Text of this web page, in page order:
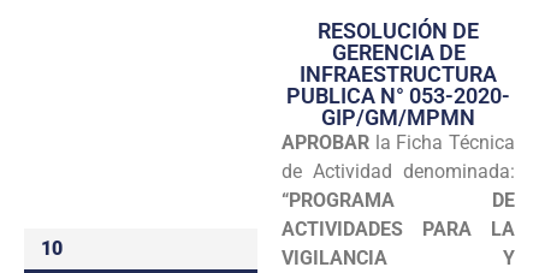
Transparencia
Seguridad
Programas
Intranet
10
RESOLUCIÓN DE
GERENCIA DE
INFRAESTRUCTURA
PUBLICA N° 053-2020-
GIP/GM/MPMN
APROBAR la Ficha Técnica
de Actividad denominada:
“PROGRAMA DE
ACTIVIDADES PARA LA
VIGILANCIA Y